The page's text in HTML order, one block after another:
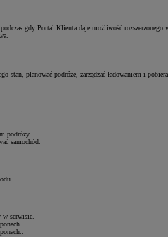
gdy Portal Klienta daje możliwość
planować podróże, zarządzać ładowaniem i
podróży.
samochód.
w serwisie.